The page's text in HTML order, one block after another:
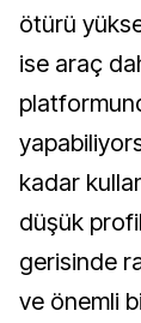
ötürü
ise araç
kadar
düşük
gerisinde
ve önemli